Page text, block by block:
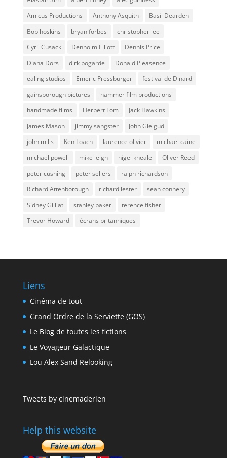
Amicus Productions
Anthony Asquith
Basil Dearden
Bob hoskins
bryan forbes
christopher lee
Cyril Cusack
Denholm Elliott
Dennis Price
Diana Dors
dirk bogarde
Donald Pleasence
ealing studios
Emeric Pressburger
festival de Dinard
gainsborough pictures
hammer film productions
handmade films
Herbert Lom
Jack Hawkins
James Mason
jimmy sangster
John Gielgud
john mills
Ken Loach laurence olivier
michael caine
michael powell
mike leigh nigel kneale
Oliver Reed
peter cushing
peter sellers
ralph richardson
Richard Attenborough
richard lester
sean connery
Sidney Gilliat
stanley baker
terence fisher
Trevor Howard
écrans britanniques
Liens
Cinéma de tout
Grand Ordre de la Serviette (GOS)
Le Blog de toutes les fictions
Le Voyageur Galactique
Lou Alex Sand Relooking
Tweets by cinemaderien
Help this website